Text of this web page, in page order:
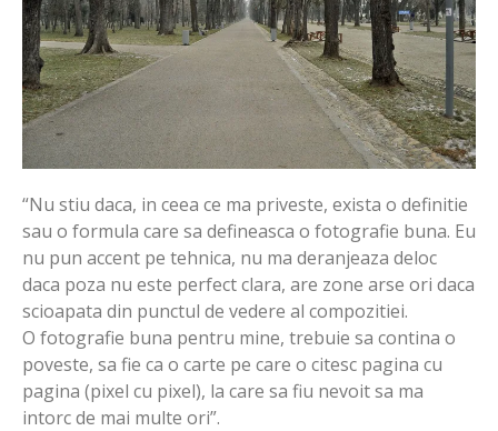
“Nu stiu daca, in ceea ce ma priveste, exista o definitie
sau o formula care sa defineasca o fotografie buna. Eu
nu pun accent pe tehnica, nu ma deranjeaza deloc
daca poza nu este perfect clara, are zone arse ori daca
scioapata din punctul de vedere al compozitiei.
O fotografie buna pentru mine, trebuie sa contina o
poveste, sa fie ca o carte pe care o citesc pagina cu
pagina (pixel cu pixel), la care sa fiu nevoit sa ma
intorc de mai multe ori”.